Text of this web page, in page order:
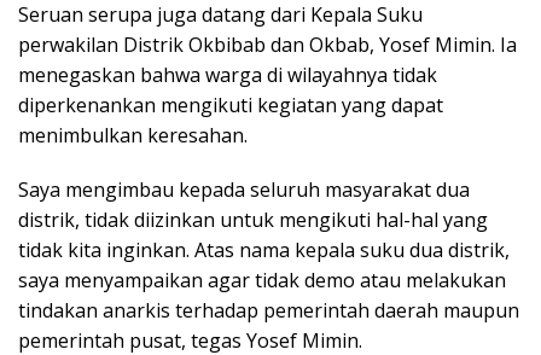
Seruan serupa juga datang dari Kepala Suku
perwakilan Distrik Okbibab dan Okbab, Yosef Mimin. Ia
menegaskan bahwa warga di wilayahnya tidak
diperkenankan mengikuti kegiatan yang dapat
menimbulkan keresahan.
Saya mengimbau kepada seluruh masyarakat dua
distrik, tidak diizinkan untuk mengikuti hal-hal yang
tidak kita inginkan. Atas nama kepala suku dua distrik,
saya menyampaikan agar tidak demo atau melakukan
tindakan anarkis terhadap pemerintah daerah maupun
pemerintah pusat, tegas Yosef Mimin.